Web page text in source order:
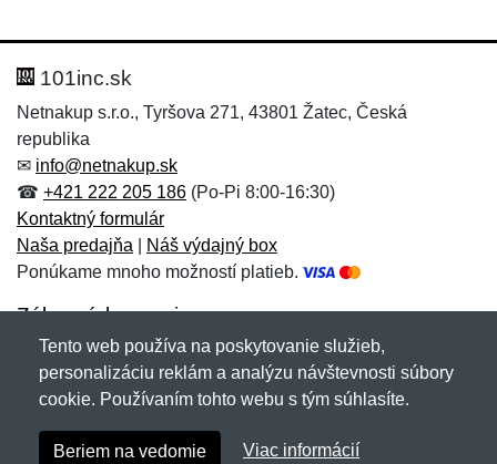
Hodnotenie:
Meno:*
E-mail:
Správa*
Meno:
E-mail:*
Správa*
101inc.sk
Netnakup s.r.o., Tyršova 271, 43801 Žatec, Česká
republika
✉ info@netnakup.sk
☎ +421 222 205 186 (Po-Pi 8:00-16:30)
Kontaktný formulár
Naša predajňa
Náš výdajný box
Ponúkame mnoho možností platieb.
Zákaznícky servis
Novinky emailom
Copyright © 2007-2026 (19 rokov s vami)Netnakup.sk
Tento web používa na poskytovanie služieb,
personalizáciu reklám a analýzu návštevnosti súbory
cookie. Používaním tohto webu s tým súhlasíte.
Beriem na vedomie Viac informácií